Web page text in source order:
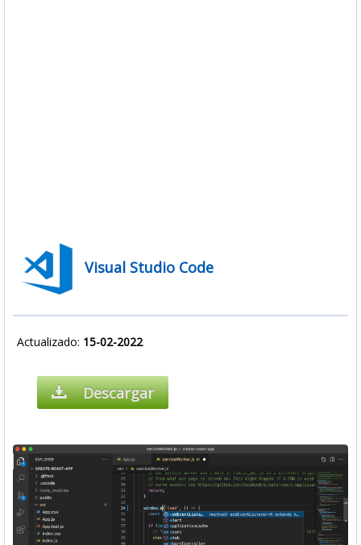
Visual Studio Code
Actualizado: 15-02-2022
Descargar